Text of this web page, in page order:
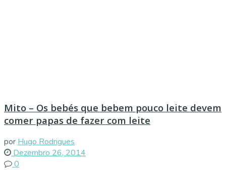
Mito – Os bebés que bebem pouco leite devem
comer papas de fazer com leite
por Hugo Rodrigues
Dezembro 26, 2014
0